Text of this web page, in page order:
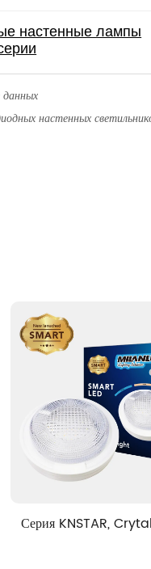
настенных
Cover,
Серия